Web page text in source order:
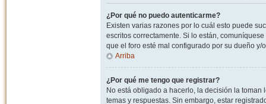
¿Por qué no puedo autenticarme?
Existen varias razones por lo cuál esto puede
escritos correctamente. Si lo están,
que el foro esté mal configurado por su dueño
Arriba
¿Por qué me tengo que registrar?
No está obligado a hacerlo, la decisión la
temas y respuestas. Sin embargo, estar